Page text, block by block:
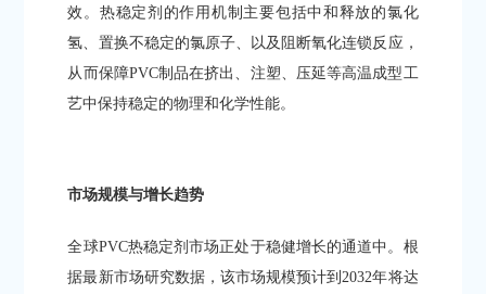
效。热稳定剂的作用机制主要包括中和释放的氯化
氢、置换不稳定的氯原子、以及阻断氧化连锁反应，
从而保障PVC制品在挤出、注塑、压延等高温成型工
艺中保持稳定的物理和化学性能。
市场规模与增长趋势
全球PVC热稳定剂市场正处于稳健增长的通道中。根
据最新市场研究数据，该市场规模预计到2032年将达